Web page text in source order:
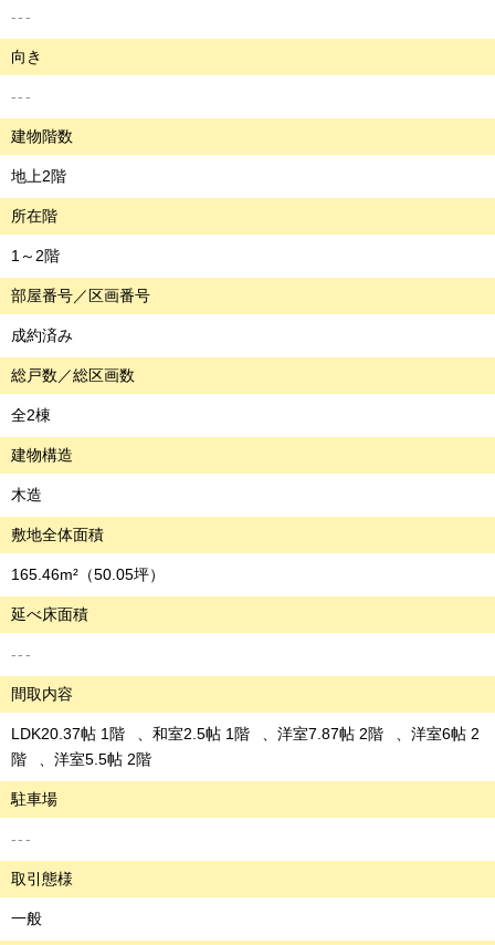
---
向き
---
建物階数
地上2階
所在階
1～2階
部屋番号／区画番号
成約済み
総戸数／総区画数
全2棟
建物構造
木造
敷地全体面積
165.46m² （50.05坪）
延べ床面積
---
間取内容
LDK20.37帖 1階 和室2.5帖 1階 洋室7.87帖 2階
洋室6帖 2
階
洋室5.5帖 2階
駐車場
---
取引態様
一般